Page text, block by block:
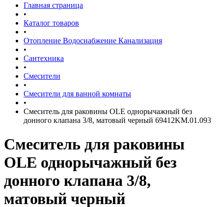
Главная страница
•
Каталог товаров
•
Отопление Водоснабжение Канализация
•
Сантехника
•
Смесители
•
Смесители для ванной комнаты
•
Смеситель для раковины OLE однорычажный без
донного клапана 3/8, матовый черный 69412KM.01.093
Смеситель для раковины
OLE однорычажный без
донного клапана 3/8,
матовый черный